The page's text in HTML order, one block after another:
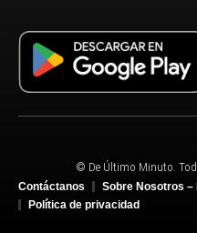
© De Último Minuto.
Contáctanos
Sobre Nosotros –
Política de privacidad